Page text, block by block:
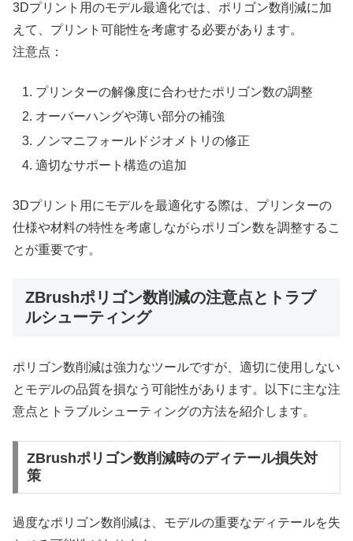
3Dプリント用のモデル最適化では、ポリゴン数削減に加
えて、プリント可能性を考慮する必要があります。
注意点：
プリンターの解像度に合わせたポリゴン数の調整
オーバーハングや薄い部分の補強
ノンマニフォールドジオメトリの修正
適切なサポート構造の追加
3Dプリント用にモデルを最適化する際は、プリンターの
仕様や材料の特性を考慮しながらポリゴン数を調整するこ
とが重要です。
ZBrushポリゴン数削減の注意点とトラブ
ルシューティング
ポリゴン数削減は強力なツールですが、適切に使用しない
とモデルの品質を損なう可能性があります。以下に主な注
意点とトラブルシューティングの方法を紹介します。
ZBrushポリゴン数削減時のディテール損失対
策
過度なポリゴン数削減は、モデルの重要なディテールを失